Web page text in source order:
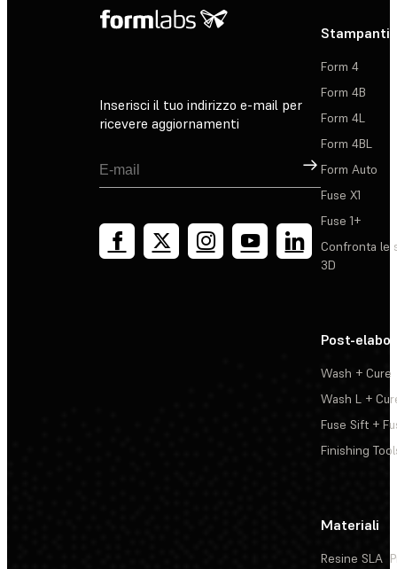
Inserisci il tuo indirizzo e-mail per
ricevere aggiornamenti
Registrati
Stampanti
Form 4
Form 4B
Form 4L
Form 4BL
Form Auto
Fuse X1
Fuse 1+
Confronta le
3D
Post-
Wash + Cure
Wash L +
Fuse Sift +
Finishing
Materiali
Resine SLA